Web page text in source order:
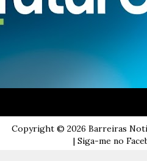
Copyright © 2026 Barreiras
| Siga-me no